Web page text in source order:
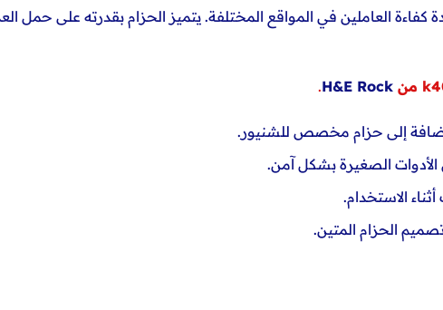
كفاءة العاملين في المواقع المختلفة. يتميز الحزام بقدرته على
H&E Rock
.
الحزام المتين.